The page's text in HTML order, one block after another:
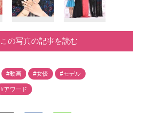
この写真の記事を読む
#動画 #女優 #モデル
#アワード